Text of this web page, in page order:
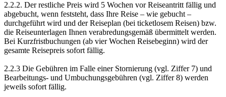
2.2.2. Der restliche Preis wird 5 Wochen vor Reiseantritt fällig und
abgebucht, wenn feststeht, dass Ihre Reise – wie gebucht –
durchgeführt wird und der Reiseplan (bei ticketlosem Reisen) bzw.
die Reiseunterlagen Ihnen verabredungsgemäß übermittelt werden.
Bei Kurzfristbuchungen (ab vier Wochen Reisebeginn) wird der
gesamte Reisepreis sofort fällig.
2.2.3 Die Gebühren im Falle einer Stornierung (vgl. Ziffer 7) und
Bearbeitungs- und Umbuchungsgebühren (vgl. Ziffer 8) werden
jeweils sofort fällig.